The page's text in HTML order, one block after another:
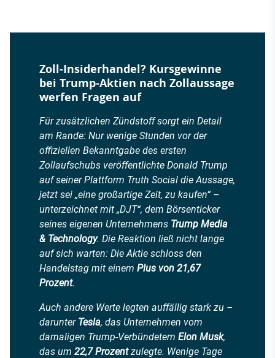
Zoll-Insiderhandel? Kursgewinne
bei Trump-Aktien nach Zollaussage
werfen Fragen auf
Für zusätzlichen Zündstoff sorgt ein Detail
am Rande: Nur wenige Stunden vor der
offiziellen Bekanntgabe des ersten
Zollaufschubs veröffentlichte Donald Trump
auf seiner Plattform Truth Social die Aussage,
jetzt sei „eine großartige Zeit, zu kaufen“ –
unterzeichnet mit „DJT“, dem Börsenticker
seines eigenen Unternehmens Trump Media
& Technology. Die Reaktion ließ nicht lange
auf sich warten: Die Aktie schloss den
Handelstag mit einem Plus von 21,67
Prozent.
Auch andere Werte legten auffällig stark zu –
darunter Tesla, das Unternehmen vom
damaligen Trump-Verbündetem Elon Musk,
das um 22,7 Prozentzulegte. Wenige Tage